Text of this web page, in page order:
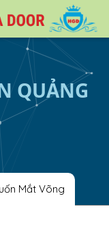
QUẢNG
Mắt Võng